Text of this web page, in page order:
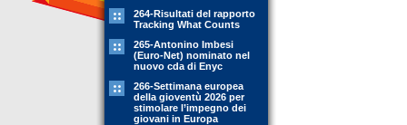
264-Risultati del rapporto
Tracking What Counts
265-Antonino Imbesi
(Euro-Net) nominato nel
nuovo cda di Enyc
266-Settimana europea
della gioventù 2026 per
stimolare l’impegno dei
giovani in Europa